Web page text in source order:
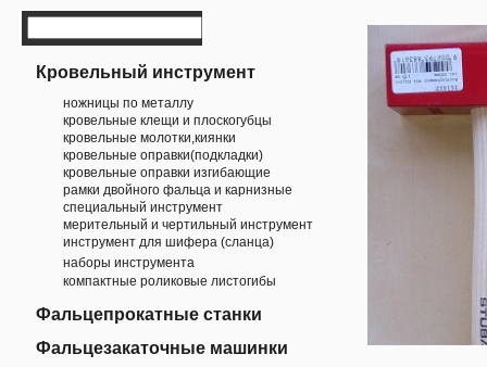
Кровельный инструмент
ножницы по металлу
кровельные клещи и плоскогубцы
кровельные молотки,киянки
кровельные оправки(подкладки)
кровельные оправки изгибающие
рамки двойного фальца и карнизные
специальный инструмент
мерительный и чертильный инструмент
инструмент для шифера (сланца)
наборы инструмента
компактные роликовые листогибы
Фальцепрокатные станки
Фальцезакаточные машинки